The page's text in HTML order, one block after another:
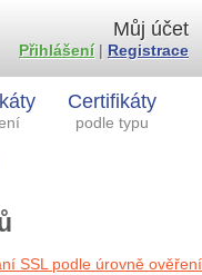
Certifikáty
podle typu
Můj účet
Přihlášení| Registrace
SSL podle úrovně ověření